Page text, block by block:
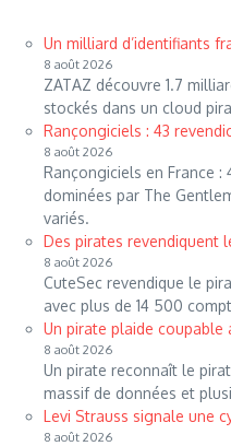
Un milliard d’identifiants
8 août 2026
ZATAZ découvre 1.7
stockés dans un cloud
Rançongiciels : 43
8 août 2026
Rançongiciels en France :
dominées par The
variés.
Des pirates revendiquent
8 août 2026
CuteSec revendique le
avec plus de 14 500
Un pirate plaide coupable
8 août 2026
Un pirate reconnaît le
massif de données et
Levi Strauss signale une
8 août 2026